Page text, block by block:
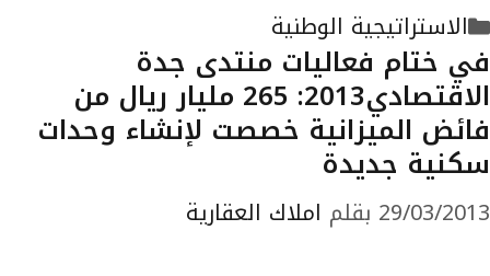
التصنيفات
الاستراتيجية الوطنية
في ختام فعاليات منتدى جدة
الاقتصادي2013: 265 مليار ريال من
فائض الميزانية خصصت لإنشاء وحدات
سكنية جديدة
29/03/2013 بقلم املاك العقارية